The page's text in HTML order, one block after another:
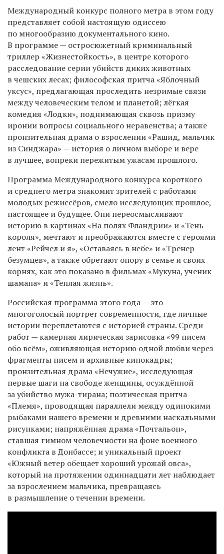
Международный конкурс полного метра в этом году
представляет собой настоящую одиссею
по многообразию документального кино.
В программе — остросюжетный криминальный
триллер «Жизнестойкость», в центре которого
расследование серии убийств диких животных
в чешских лесах; философская притча «Яблочный
уксус», предлагающая проследить незримые связи
между человеческим телом и планетой; лёгкая
комедия «Лодки», поднимающая сквозь призму
иронии вопросы социального неравенства; а также
пронзительная драма о взрослении «Рашид, мальчик
из Синджара» — история о личном выборе и вере
в лучшее, вопреки пережитым ужасам прошлого.
Программа Международного конкурса короткого
и среднего метра знакомит зрителей с работами
молодых режиссёров, смело исследующих прошлое,
настоящее и будущее. Они переосмысливают
историю в картинах «На полях Фландрии» и «Тень
короля», мечтают и преображаются вместе с героями
лент «Рейчел и я», «Оставаясь в небе» и «Тренер
безумцев», а также обретают опору в семье и своих
корнях, как это показано в фильмах «Мукуна, ученик
шамана» и «Теплая жизнь».
Российская программа этого года — это
многоголосый портрет современности, где личные
истории переплетаются с историей страны. Среди
работ — камерная лирическая зарисовка «99 писем
обо всём», оживляющая историю одной любви через
фрагменты писем и архивные кинокадры;
пронзительная драма «Нечужие», исследующая
первые шаги на свободе женщины, осуждённой
за убийство мужа-тирана; поэтическая притча
«Племя», проводящая параллели между одинокими
рыбаками нашего времени и древними наскальными
рисунками; напряжённая драма «Почтальон»,
ставшая гимном человечности на фоне военного
конфликта в Донбассе; и уникальный проект
«Южный ветер обещает хороший урожай овса»,
который на протяжении одиннадцати лет наблюдает
за взрослением мальчика, превращаясь
в размышление о течении времени.